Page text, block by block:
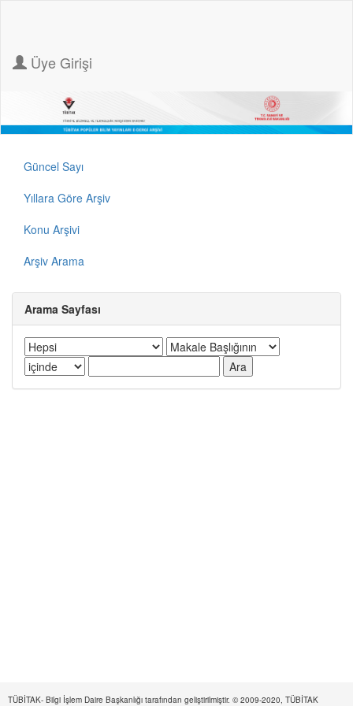
Üye Girişi
Güncel Sayı
Yıllara Göre Arşiv
Konu Arşivi
Arşiv Arama
Arama Sayfası
TÜBİTAK- Bilgi İşlem Daire Başkanlığı tarafından geliştirilmiştir. © 2009-2020, TÜBİTAK